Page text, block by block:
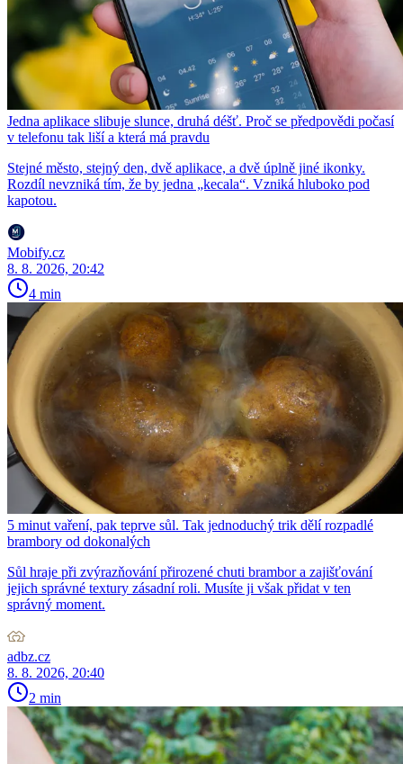
Jedna aplikace slibuje slunce, druhá déšť. Proč se předpovědi počasí
v telefonu tak liší a která má pravdu
Stejné město, stejný den, dvě aplikace, a dvě úplně jiné ikonky.
Rozdíl nevzniká tím, že by jedna „kecala“. Vzniká hluboko pod
kapotou.
Mobify.cz
8. 8. 2026, 20:42
4 min
5 minut vaření, pak teprve sůl. Tak jednoduchý trik dělí rozpadlé
brambory od dokonalých
Sůl hraje při zvýrazňování přirozené chuti brambor a zajišťování
jejich správné textury zásadní roli. Musíte ji však přidat v ten
správný moment.
adbz.cz
8. 8. 2026, 20:40
2 min